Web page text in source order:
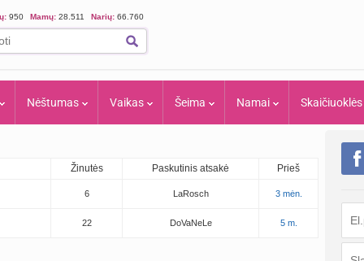
950 Mamų: 28.511 Narių: 66.760
Nėštumas Vaikas Šeima Namai Skaičiuoklės
Žinutės Paskutinis atsakė Prieš
6 LaRosch 3 mėn.
22 DoVaNeLe 5 m.